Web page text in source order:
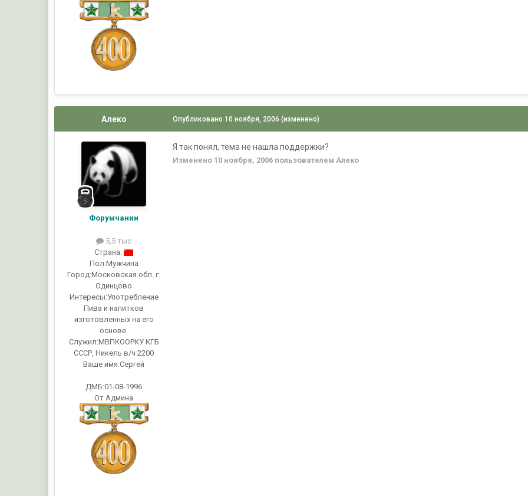
Алеко
Форумчанин
5,5 тыс
Страна:
Пол:Мужчина
Город:Московская обл. г.
Одинцово
Интересы:Употребление
Пива и напитков
изготовленных на его
основе.
Служил:МВПКООРКУ КГБ
СССР, Никель в/ч 2200
Ваше имя:Сергей
ДМБ:01-08-1996
От Админа
Опубликовано10 ноября, 2006 (изменено)
Я так понял, тема не нашла поддержки?
Изменено 10 ноября, 2006 пользователем Алеко